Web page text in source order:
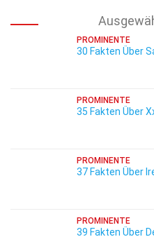
PROMINENTE
30 Fakten Über
PROMINENTE
35 Fakten Über
PROMINENTE
37 Fakten Über
PROMINENTE
39 Fakten Über